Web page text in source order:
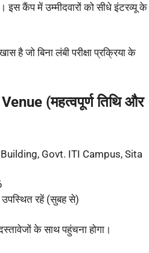
इस कैंप में उम्मीदवारों को सीधे इंटरव्यू के
जो बिना लंबी परीक्षा प्रक्रिया के
(महत्वपूर्ण तिथि और
Govt. ITI Campus, Sita
उपस्थित रहें (सुबह से)
के साथ पहुंचना होगा।